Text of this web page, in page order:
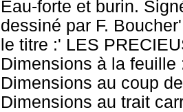
Eau-forte et burin.
dessiné par F.
le titre :' LES
Dimensions à la
Dimensions au coup
Dimensions au trait